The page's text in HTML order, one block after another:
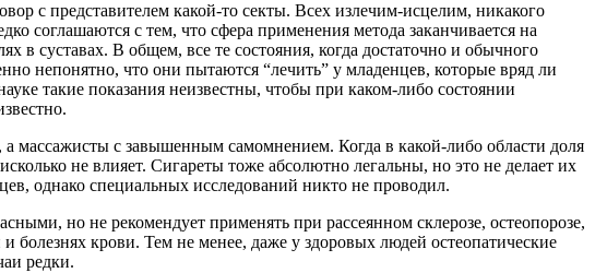
с представителем какой-то секты. Всех излечим-исцелим, никакого
соглашаются с тем, что сфера применения метода заканчивается на
суставах. В общем, все те состояния, когда достаточно и обычного
непонятно, что они пытаются “лечить” у младенцев, которые вряд ли
такие показания неизвестны, чтобы при каком-либо состоянии
массажисты с завышенным самомнением. Когда в какой-либо области доля
не влияет. Сигареты тоже абсолютно легальны, но это не делает их
однако специальных исследований никто не проводил.
но не рекомендует применять при рассеянном склерозе, остеопорозе,
болезнях крови. Тем не менее, даже у здоровых людей остеопатические
редки.